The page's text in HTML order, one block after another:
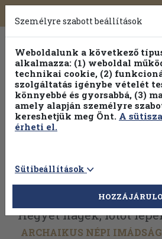
Toggle
navigation
Vissza az előző oldalra
Hegyet hágék, lőtőt
ARCHAIKUS NÉPI
Személyre szabott beállítások
Weboldalunk a következő
alkalmazza: (1) weboldal
technikai cookie, (2)
szolgáltatás igénybe vételét
könnyebbé és gyorsabbá, (3)
amely alapján személyre
kereshetjük meg Önt. A
érheti el.
Sütibeállítások